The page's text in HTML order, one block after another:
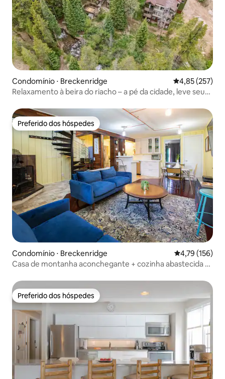
Condomínio ⋅ Breckenridge 4,85 de uma
4,85 (257)
Relaxamento à beira do riacho – a pé da cidade, leve seu
Preferido dos hóspedes
Preferido dos hóspedes
Condomínio ⋅ Breckenridge 4,79 de uma
4,79 (156)
Casa de montanha aconchegante + cozinha abastecida +
Preferido dos hóspedes
Preferido dos hóspedes